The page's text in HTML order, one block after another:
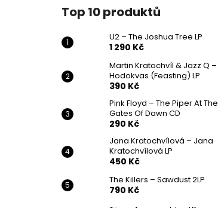
Top 10 produktů
U2 – The Joshua Tree LP
1 290 Kč
Martin Kratochvíl & Jazz Q ‎–
Hodokvas (Feasting) LP
390 Kč
Pink Floyd – The Piper At The
Gates Of Dawn CD
290 Kč
Jana Kratochvílová – Jana
Kratochvílová LP
450 Kč
The Killers – Sawdust 2LP
790 Kč